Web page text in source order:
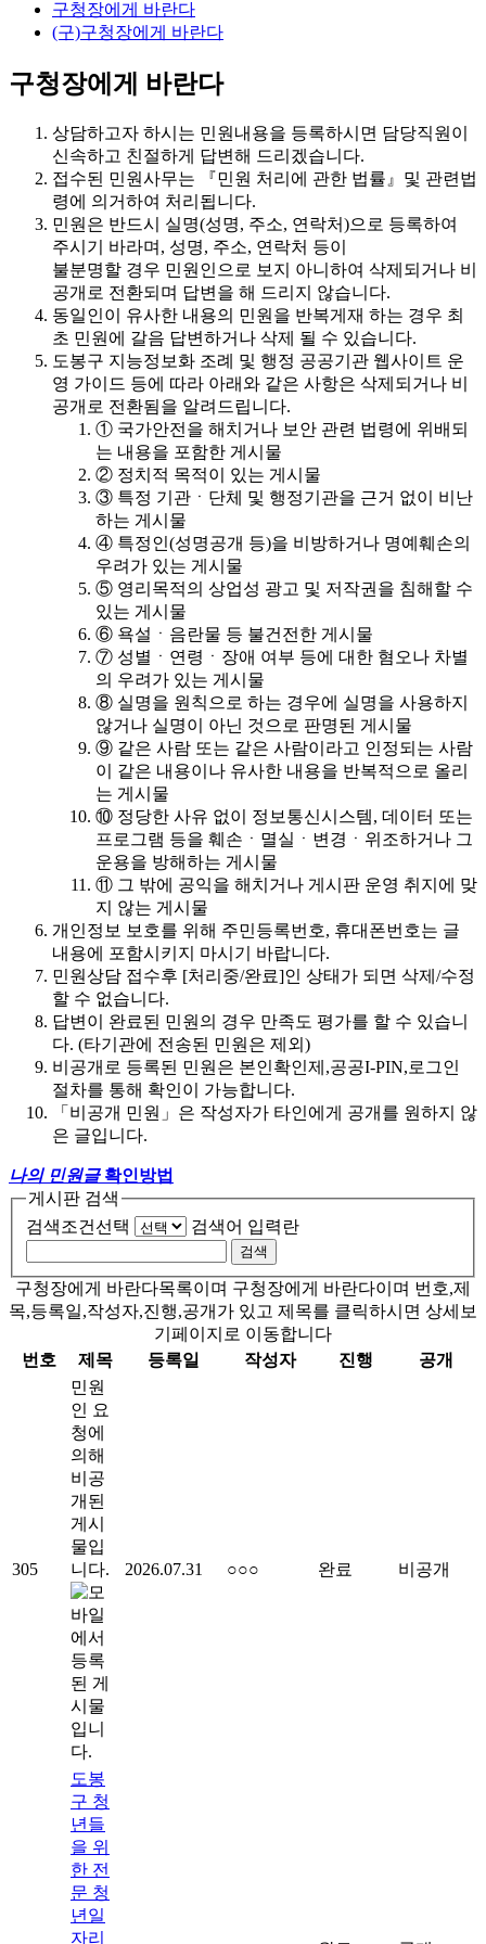
구청장에게 바란다
(구)구청장에게 바란다
구청장에게 바란다
상담하고자 하시는 민원내용을 등록하시면 담당직원이
신속하고 친절하게 답변해 드리겠습니다.
접수된 민원사무는 『민원 처리에 관한 법률』및 관련법
령에 의거하여 처리됩니다.
민원은 반드시 실명(성명, 주소, 연락처)으로 등록하여
주시기 바라며, 성명, 주소, 연락처 등이
불분명할 경우 민원인으로 보지 아니하여 삭제되거나 비
공개로 전환되며 답변을 해 드리지 않습니다.
동일인이 유사한 내용의 민원을 반복게재 하는 경우 최
초 민원에 갈음 답변하거나 삭제 될 수 있습니다.
도봉구 지능정보화 조례 및 행정 공공기관 웹사이트 운
영 가이드 등에 따라 아래와 같은 사항은 삭제되거나 비
공개로 전환됨을 알려드립니다.
① 국가안전을 해치거나 보안 관련 법령에 위배되
는 내용을 포함한 게시물
② 정치적 목적이 있는 게시물
③ 특정 기관ㆍ단체 및 행정기관을 근거 없이 비난
하는 게시물
④ 특정인(성명공개 등)을 비방하거나 명예훼손의
우려가 있는 게시물
⑤ 영리목적의 상업성 광고 및 저작권을 침해할 수
있는 게시물
⑥ 욕설ㆍ음란물 등 불건전한 게시물
⑦ 성별ㆍ연령ㆍ장애 여부 등에 대한 혐오나 차별
의 우려가 있는 게시물
⑧ 실명을 원칙으로 하는 경우에 실명을 사용하지
않거나 실명이 아닌 것으로 판명된 게시물
⑨ 같은 사람 또는 같은 사람이라고 인정되는 사람
이 같은 내용이나 유사한 내용을 반복적으로 올리
는 게시물
⑩ 정당한 사유 없이 정보통신시스템, 데이터 또는
프로그램 등을 훼손ㆍ멸실ㆍ변경ㆍ위조하거나 그
운용을 방해하는 게시물
⑪ 그 밖에 공익을 해치거나 게시판 운영 취지에 맞
지 않는 게시물
개인정보 보호를 위해 주민등록번호, 휴대폰번호는 글
내용에 포함시키지 마시기 바랍니다.
민원상담 접수후 [처리중/완료]인 상태가 되면 삭제/수정
할 수 없습니다.
답변이 완료된 민원의 경우 만족도 평가를 할 수 있습니
다. (타기관에 전송된 민원은 제외)
비공개로 등록된 민원은 본인확인제,공공I-PIN,로그인
절차를 통해 확인이 가능합니다.
「비공개 민원」은 작성자가 타인에게 공개를 원하지 않
은 글입니다.
나의 민원글확인방법
게시판 검색
검색조건선택
검색어 입력란
구청장에게 바란다목록이며 구청장에게 바란다이며 번호,제
목,등록일,작성자,진행,공개가 있고 제목를 클릭하시면 상세보
기페이지로 이동합니다
번호
제목 등록일 작성자 진행 공개
305
민원
인 요
청에
의해
비공
개된
게시
물입
니다.
2026.07.31 ○○○ 완료 비공개
도봉
구 청
년들
을 위
한 전
문 청
년일
자리